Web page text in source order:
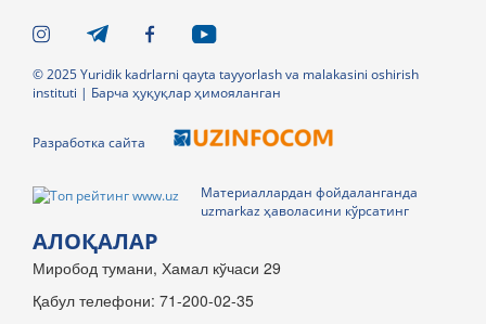
© 2025 Yuridik kadrlarni qayta tayyorlash va malakasini oshirish
instituti | Барча ҳуқуқлар ҳимояланган
Разработка сайта
Материаллардан фойдаланганда
uzmarkaz ҳаволасини кўрсатинг
АЛОҚАЛАР
Миробод тумани, Хамал кўчаси 29
Қабул телефони: 71-200-02-35